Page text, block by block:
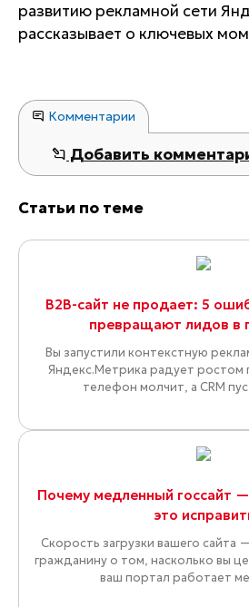
развитию рекламной сети
рассказывает о ключевых
Комментарии
Добавить
Статьи по теме
B2B-сайт не продает: 5
превращают лидов в
Вы запустили контекстную
Яндекс.Метрика радует
телефон молчит, а CRM
Почему медленный госсайт
это
Скорость загрузки вашего сайта
гражданину о том, насколько вы
ваш портал работает